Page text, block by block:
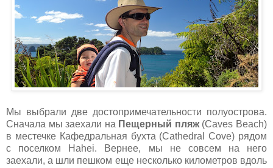
Мы выбрали две достопримечательности полуострова.
Сначала мы заехали на Пещерный пляж(Caves Beach)
в местечке Кафедральная бухта (Cathedral Cove) рядом
с поселком Hahei. Вернее, мы не совсем на него
заехали, а шли пешком еще несколько километров вдоль